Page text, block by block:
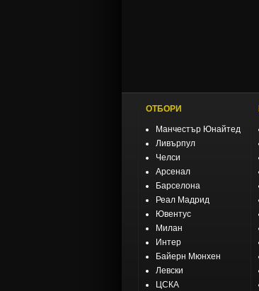
ОТБОРИ
Манчестър Юнайтед
Ливърпул
Челси
Арсенал
Барселона
Реал Мадрид
Ювентус
Милан
Интер
Байерн Мюнхен
Левски
ЦСКА